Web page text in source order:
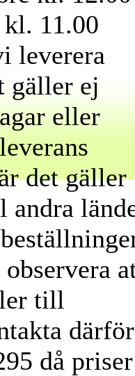
11.00
leverera
gäller ej
eller
det gäller
andra
till
därför
då priser